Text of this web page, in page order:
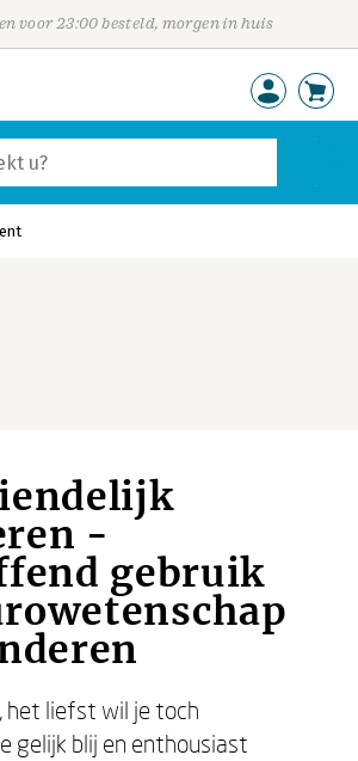
voor 23:00 besteld, morgen in huis
-
gebruik
het liefst wil je toch
gelijk blij en enthousiast